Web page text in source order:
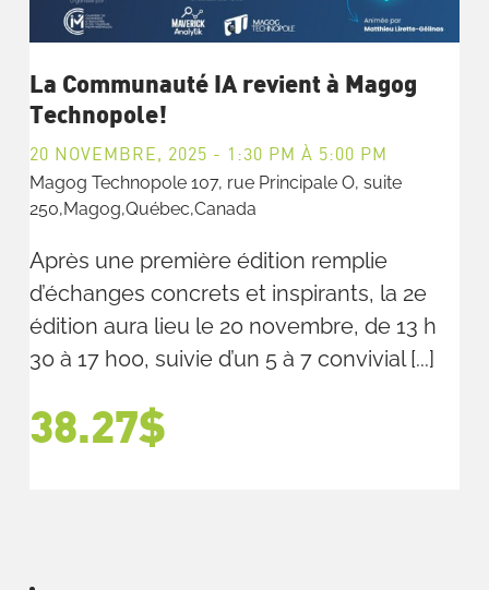
La Communauté IA revient à Magog
Technopole!
20 NOVEMBRE, 2025 - 1:30 PM À 5:00 PM
Magog Technopole 107, rue Principale O, suite
250,Magog,Québec,Canada
Après une première édition remplie
d’échanges concrets et inspirants, la 2e
édition aura lieu le 20 novembre, de 13 h
30 à 17 h00, suivie d’un 5 à 7 convivial [...]
38.27$